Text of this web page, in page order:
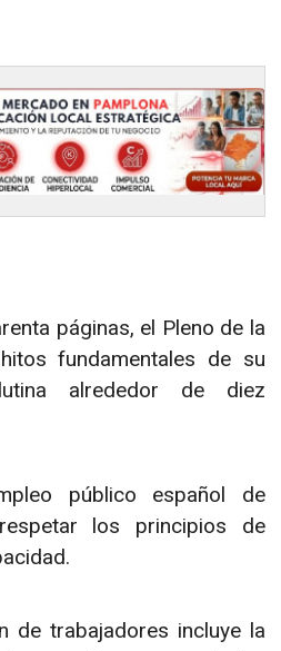
páginas, el Pleno de la
fundamentales de su
alrededor de diez
público español de
los principios de
de trabajadores incluye la